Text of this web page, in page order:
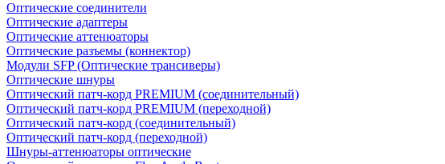
Оптические соединители
Оптические адаптеры
Оптические аттенюаторы
Оптические разъемы (коннектор)
Модули SFP (Оптические трансиверы)
Оптические шнуры
Оптический патч-корд PREMIUM (соединительный)
Оптический патч-корд PREMIUM (переходной)
Оптический патч-корд (соединительный)
Оптический патч-корд (переходной)
Шнуры-аттенюаторы оптические